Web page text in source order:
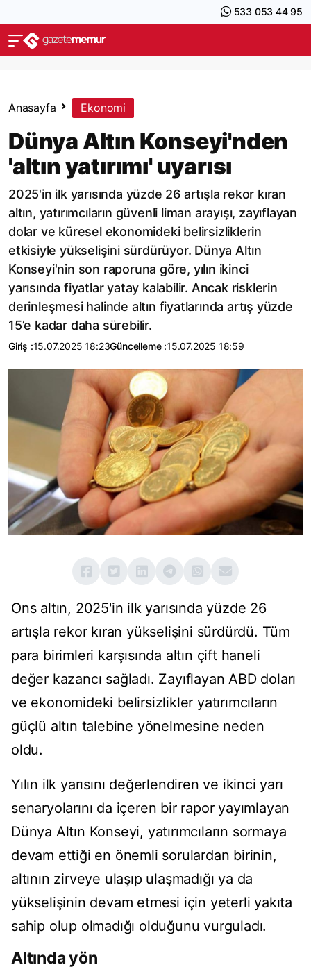
533 053 44 95
Anasayfa Ekonomi
Dünya Altın Konseyi'nden
'altın yatırımı' uyarısı
2025'in ilk yarısında yüzde 26 artışla rekor kıran
altın, yatırımcıların güvenli liman arayışı, zayıflayan
dolar ve küresel ekonomideki belirsizliklerin
etkisiyle yükselişini sürdürüyor. Dünya Altın
Konseyi'nin son raporuna göre, yılın ikinci
yarısında fiyatlar yatay kalabilir. Ancak risklerin
derinleşmesi halinde altın fiyatlarında artış yüzde
15’e kadar daha sürebilir.
Giriş :15.07.2025 18:23Güncelleme :15.07.2025 18:59
Ons altın, 2025'in ilk yarısında yüzde 26
artışla rekor kıran yükselişini sürdürdü. Tüm
para birimleri karşısında altın çift haneli
değer kazancı sağladı. Zayıflayan ABD doları
ve ekonomideki belirsizlikler yatırımcıların
güçlü altın talebine yönelmesine neden
oldu.
Yılın ilk yarısını değerlendiren ve ikinci yarı
senaryolarını da içeren bir rapor yayımlayan
Dünya Altın Konseyi, yatırımcıların sormaya
devam ettiği en önemli sorulardan birinin,
altının zirveye ulaşıp ulaşmadığı ya da
yükselişinin devam etmesi için yeterli yakıta
sahip olup olmadığı olduğunu vurguladı.
Altında yön